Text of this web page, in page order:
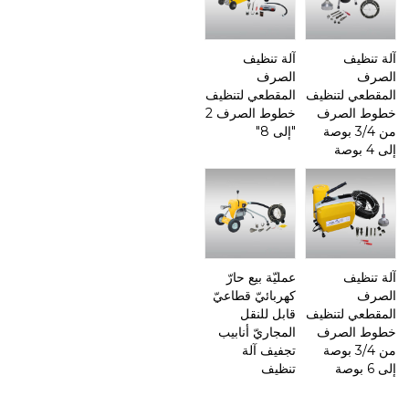
آلة تنظيف
الصرف
المقطعي لتنظيف
خطوط الصرف
من 3/4 بوصة
إلى 4 بوصة
آلة تنظيف
الصرف
المقطعي لتنظيف
خطوط الصرف 2
"إلى 8"
آلة تنظيف
الصرف
المقطعي لتنظيف
خطوط الصرف
من 3/4 بوصة
إلى 6 بوصة
عمليّة بيع حارّ
كهربائيّ قطاعيّ
قابل للنقل
المجاريّ أنابيب
تجفيف آلة
تنظيف